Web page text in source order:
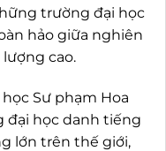
trường đại học
hảo giữa nghiên
cao.
Sư phạm Hoa
học danh tiếng
lớn trên thế giới,